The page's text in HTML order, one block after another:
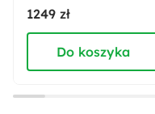
Okrągły
Pomieszczenie:
Salon
1249 zł
Do koszyka